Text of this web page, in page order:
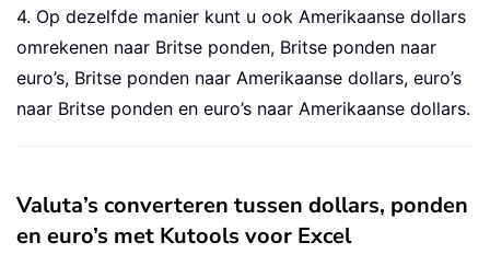
4. Op dezelfde manier kunt u ook Amerikaanse dollars
omrekenen naar Britse ponden, Britse ponden naar
euro’s, Britse ponden naar Amerikaanse dollars, euro’s
naar Britse ponden en euro’s naar Amerikaanse dollars.
Valuta’s converteren tussen dollars, ponden
en euro’s met Kutools voor Excel